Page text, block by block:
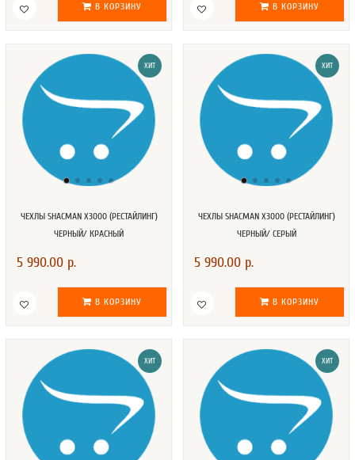
В КОРЗИНУ В КОРЗИНУ
ХИТ
ЧЕХЛЫ SHACMAN X3000 (РЕСТАЙЛИНГ)
ЧЕРНЫЙ/ КРАСНЫЙ
5 990.00 р.
В КОРЗИНУ
ХИТ
ЧЕХЛЫ SHACMAN X3000 (РЕСТАЙЛИНГ)
ЧЕРНЫЙ/ СЕРЫЙ
5 990.00 р.
В КОРЗИНУ
ХИТ ХИТ